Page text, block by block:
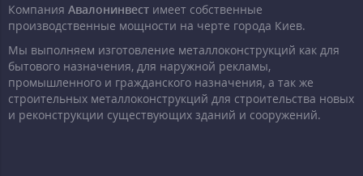
Компания Авалонинвест имеет собственные
производственные мощности на черте города Киев.
Мы выполняем изготовление металлоконструкций как для
бытового назначения, для наружной рекламы,
промышленного и гражданского назначения, а так же
строительных металлоконструкций для строительства новых
и реконструкции существующих зданий и сооружений.